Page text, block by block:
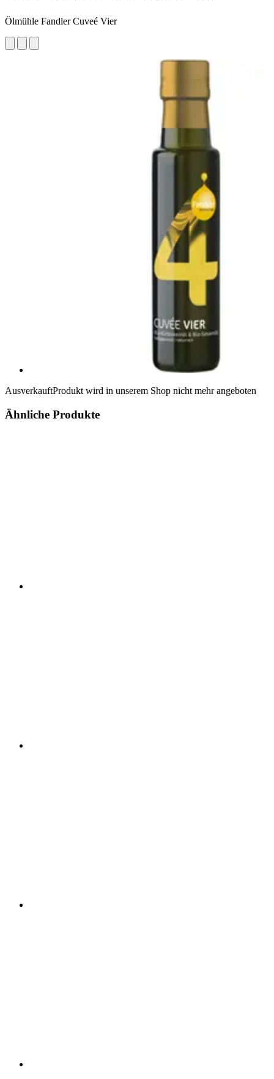
Ölmühle Fandler Cuveé Vier
AusverkauftProdukt wird in unserem Shop nicht mehr angeboten
Ähnliche Produkte